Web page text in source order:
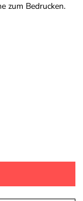
zum Bedrucken.